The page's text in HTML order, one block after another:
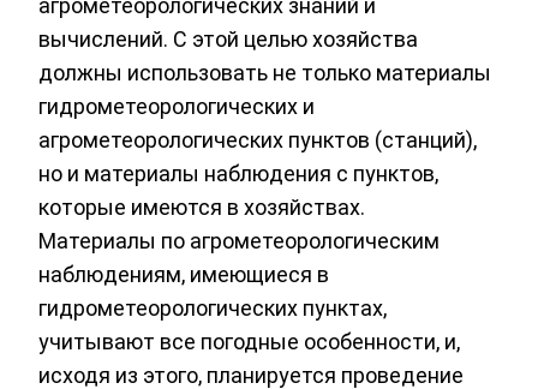
агрометеорологических знаний и
вычислений. С этой целью хозяйства
должны использовать не только материалы
гидрометеорологических и
агрометеорологических пунктов (станций),
но и материалы наблюдения с пунктов,
которые имеются в хозяйствах.
Материалы по агрометеорологическим
наблюдениям, имеющиеся в
гидрометеорологических пунктах,
учитывают все погодные особенности, и,
исходя из этого, планируется проведение